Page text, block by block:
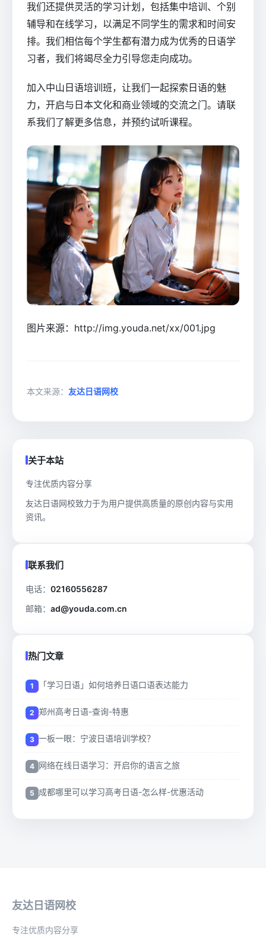
我们还提供灵活的学习计划，包括集中培训、个别
辅导和在线学习，以满足不同学生的需求和时间安
排。我们相信每个学生都有潜力成为优秀的日语学
习者，我们将竭尽全力引导您走向成功。
加入中山日语培训班，让我们一起探索日语的魅
力，开启与日本文化和商业领域的交流之门。请联
系我们了解更多信息，并预约试听课程。
图片来源：http://img.youda.net/xx/001.jpg
本文来源： 友达日语网校
关于本站
专注优质内容分享
友达日语网校致力于为用户提供高质量的原创内容与实用
资讯。
联系我们
电话： 02160556287
邮箱： ad@youda.com.cn
热门文章
「学习日语」如何培养日语口语表达能力
郑州高考日语-查询-特惠
一板一眼：宁波日语培训学校？
网络在线日语学习：开启你的语言之旅
成都哪里可以学习高考日语-怎么样-优惠活动
友达日语网校
专注优质内容分享